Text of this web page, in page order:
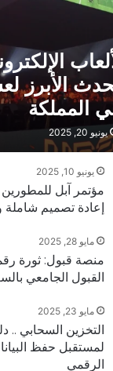
: الحدث الأبرز
المملكة
يونيو 20, 2025
يونيو 10, 2025
إعادة تصميم شاملة
مايو 28, 2025
منصة قبول: ثورة
القبول الجامعي
مايو 23, 2025
التخزين السحابي ..
لمستقبل حفظ
الرقمي